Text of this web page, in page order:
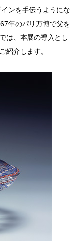
ンを手伝うようにな
年のパリ万博で父を
は、本展の導入とし
紹介します。